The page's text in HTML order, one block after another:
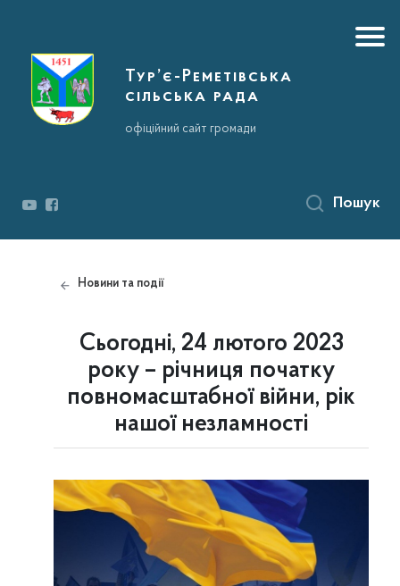
Тур’є-Реметівська
сільська рада
офіційний сайт громади
Пошук
Новини та події
Сьогодні, 24 лютого 2023
року – річниця початку
повномасштабної війни, рік
нашої незламності